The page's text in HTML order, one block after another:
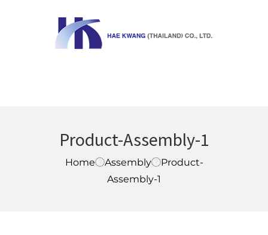
Product-Assembly-1
Home Assembly
Product-
Assembly-1